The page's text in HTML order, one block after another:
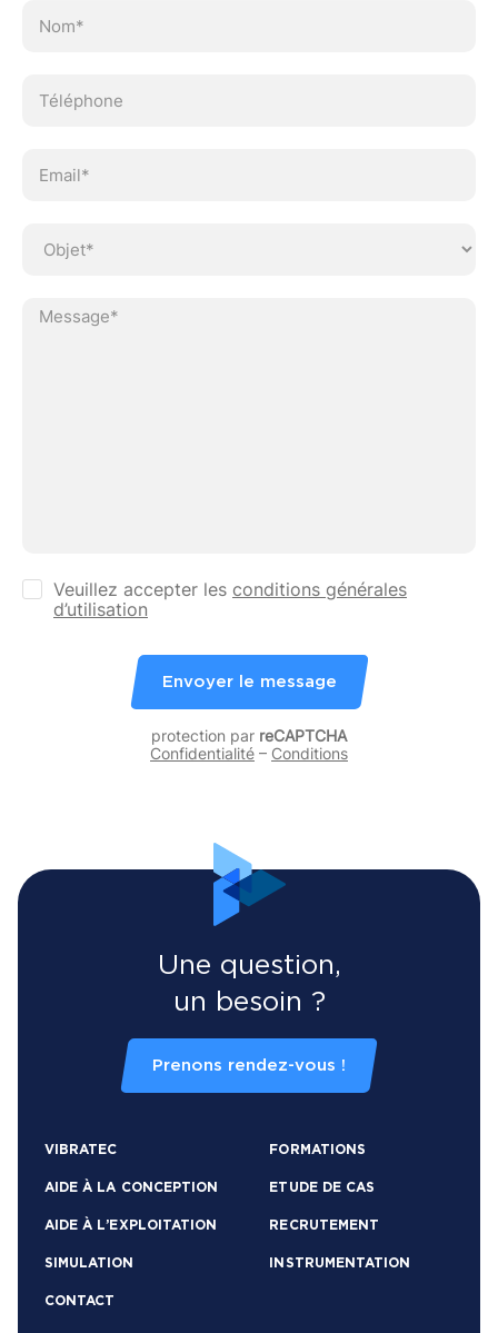
Veuillez accepter les conditions générales
d’utilisation
Envoyer le message
protection par reCAPTCHA
Confidentialité – Conditions
Une question,
un besoin ?
Prenons rendez-vous !
VIBRATEC FORMATIONS
AIDE À LA CONCEPTION ETUDE DE CAS
AIDE À L’EXPLOITATION RECRUTEMENT
SIMULATION INSTRUMENTATION
CONTACT